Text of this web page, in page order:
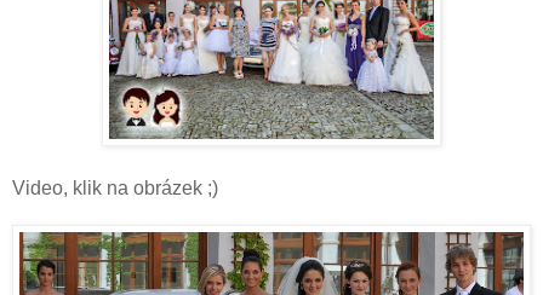
Video, klik na obrázek ;)